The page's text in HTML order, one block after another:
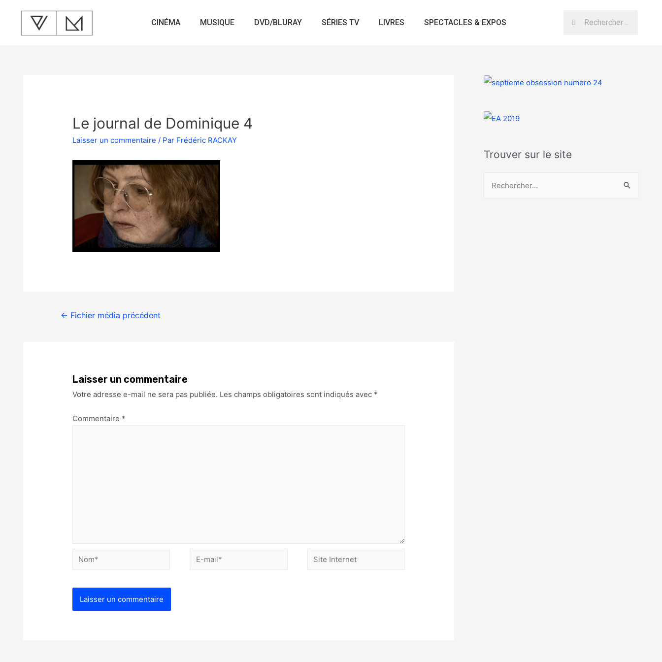
CINÉMA MUSIQUE DVD/BLURAY SÉRIES TV LIVRES SPECTACLES & EXPOS
Le journal de Dominique 4
Laisser un commentaire / Par Frédéric RACKAY
← Fichier média précédent
Laisser un commentaire
Votre adresse e-mail ne sera pas publiée. Les champs obligatoires sont indiqués avec *
Commentaire *
Trouver sur le site